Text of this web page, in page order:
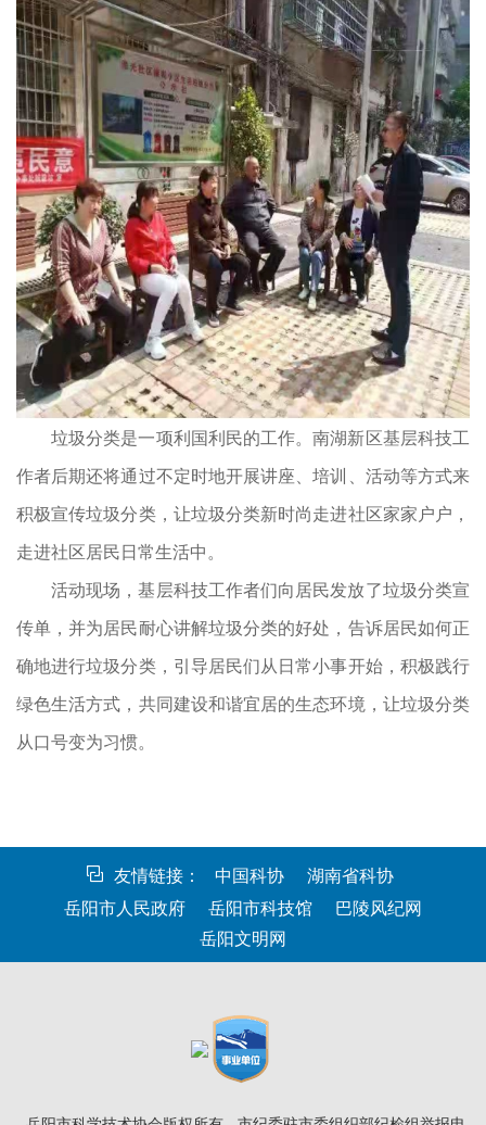
垃圾分类是一项利国利民的工作。南湖新区基层科技工
作者后期还将通过不定时地开展讲座、培训、活动等方式来
积极宣传垃圾分类，让垃圾分类新时尚走进社区家家户户，
走进社区居民日常生活中。
活动现场，基层科技工作者们向居民发放了垃圾分类宣
传单，并为居民耐心讲解垃圾分类的好处，告诉居民如何正
确地进行垃圾分类，引导居民们从日常小事开始，积极践行
绿色生活方式，共同建设和谐宜居的生态环境，让垃圾分类
从口号变为习惯。
友情链接： 中国科协
湖南省科协
岳阳市人民政府
岳阳市科技馆
巴陵风纪网
岳阳文明网